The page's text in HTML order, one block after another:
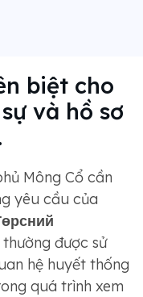
biệt cho
và hồ sơ
Mông Cổ cần
yêu cầu của
được sử
hệ huyết thống
quá trình xem